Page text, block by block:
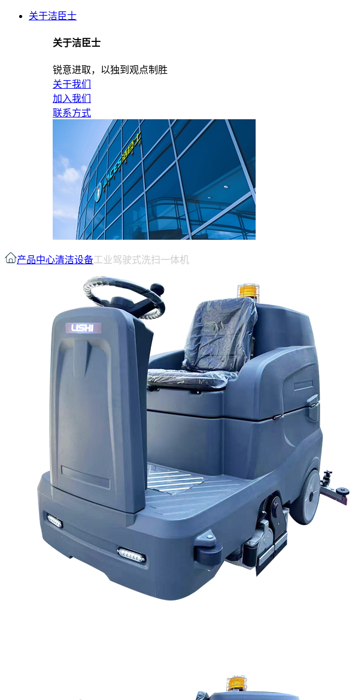
关于洁臣士
关于洁臣士
锐意进取，以独到观点制胜
关于我们
加入我们
联系方式
产品中心清洁设备工业驾驶式洗扫一体机